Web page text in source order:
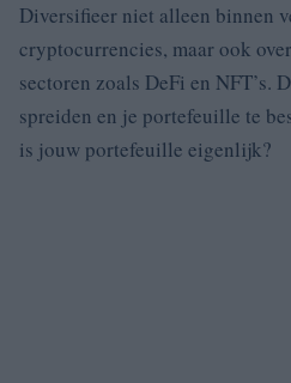
Diversifieer niet alleen binnen
cryptocurrencies, maar ook
sectoren zoals DeFi en NFT’s.
spreiden en je portefeuille te
is jouw portefeuille eigenlijk?